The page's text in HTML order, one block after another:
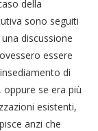
della
sono seguiti
discussione
essere
di
oppure se era più
esistenti,
anzi che